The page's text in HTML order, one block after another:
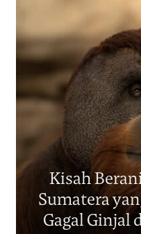
Populasi
Sumatera
Individu
Junaidi
Kisah
Sumatera
Gagal Ginjal